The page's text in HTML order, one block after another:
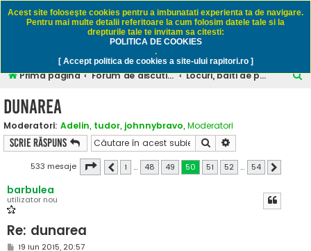
Rapitori.ro - Pescuit sportiv
Prima pagină Forum de discutii despre pescuitul rapitorilor Locuri, balti de pescuit sportiv
C
dunarea
Moderatori: Adelin, tudor, johnnybravo, Moderatori
Scrie răspuns Căutare
533 mesaje Pagina din54
Anterior
1 … 48 49 50 51 52 … 54
barbulea
utilizator nou
Re: dunarea
M
19 Iun 2015, 20:57
Acest site foloseşte cookies pentru a imbunatati experienta ta de navigare.
Pentru mai multe detalii referitoare la cum folosim datele tale si la
drepturile tale te invitam sa citesti:
POLITICA DE COOKIES
.
[ Accept politica de cookies a site-ului rapitori.ro ]